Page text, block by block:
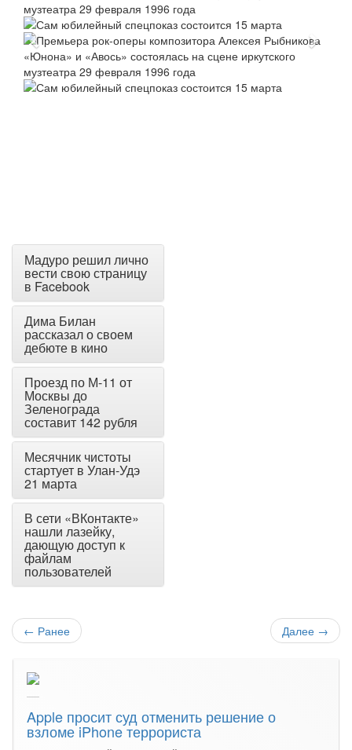
Мадуро решил лично
вести свою страницу
в Facebook
Дима Билан
рассказал о своем
дебюте в кино
Проезд по М-11 от
Москвы до
Зеленограда
составит 142 рубля
Месячник чистоты
стартует в Улан-Удэ
21 марта
В сети «ВКонтакте»
нашли лазейку,
дающую доступ к
файлам
пользователей
← Ранее Далее →
Apple просит суд отменить решение о
взломе iPhone террориста